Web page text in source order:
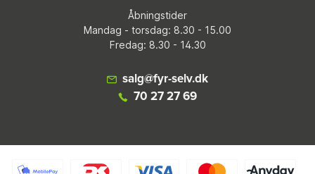
Åbningstider
Mandag - torsdag: 8.30 - 15.00
Fredag: 8.30 - 14.30
salg@fyr-selv.dk
70 27 27 69